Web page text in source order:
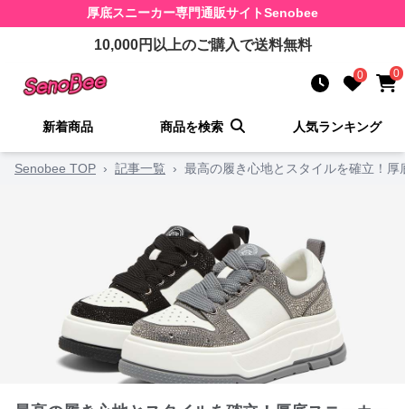
厚底スニーカー専門通販サイトSenobee
10,000円以上のご購入で送料無料
0 0
新着商品 商品を検索 人気ランキング
Senobee TOP › 記事一覧 › 最高の履き心地とスタイルを確立！